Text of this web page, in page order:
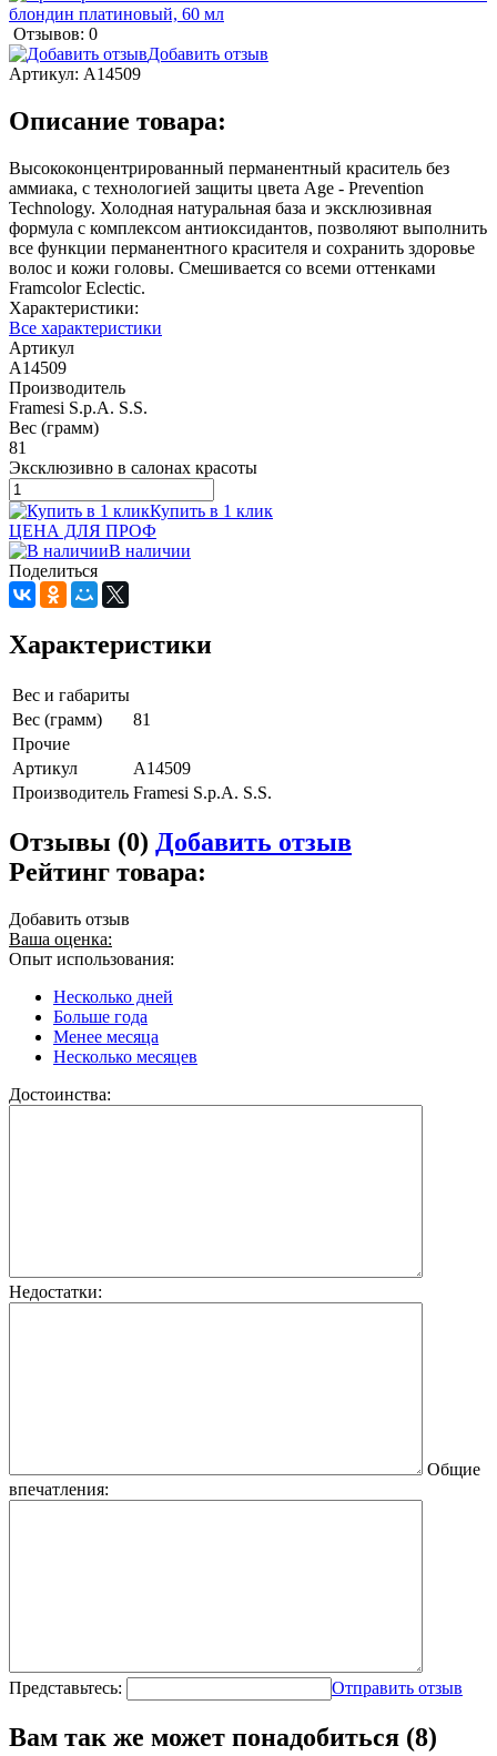
Отзывов: 0
Добавить отзыв
Артикул: A14509
Описание товара:
Высококонцентрированный перманентный краситель без
аммиака, с технологией защиты цвета Age - Prevention
Technology. Холодная натуральная база и эксклюзивная
формула с комплексом антиоксидантов, позволяют выполнить
все функции перманентного красителя и сохранить здоровье
волос и кожи головы. Смешивается со всеми оттенками
Framcolor Eclectic.
Характеристики:
Все характеристики
Артикул
A14509
Производитель
Framesi S.p.A. S.S.
Вес (грамм)
81
Эксклюзивно в салонах красоты
Купить в 1 клик
ЦЕНА ДЛЯ ПРОФ
В наличии
Поделиться
Характеристики
Вес и габариты
Вес (грамм)
81
Прочие
Артикул
A14509
Производитель Framesi S.p.A. S.S.
Отзывы (0) Добавить отзыв
Рейтинг товара:
Добавить отзыв
Ваша оценка:
Опыт использования:
Несколько дней
Больше года
Менее месяца
Несколько месяцев
Достоинства:
Недостатки:
Общие
впечатления:
Представьтесь: Отправить отзыв
Вам так же может понадобиться (8)